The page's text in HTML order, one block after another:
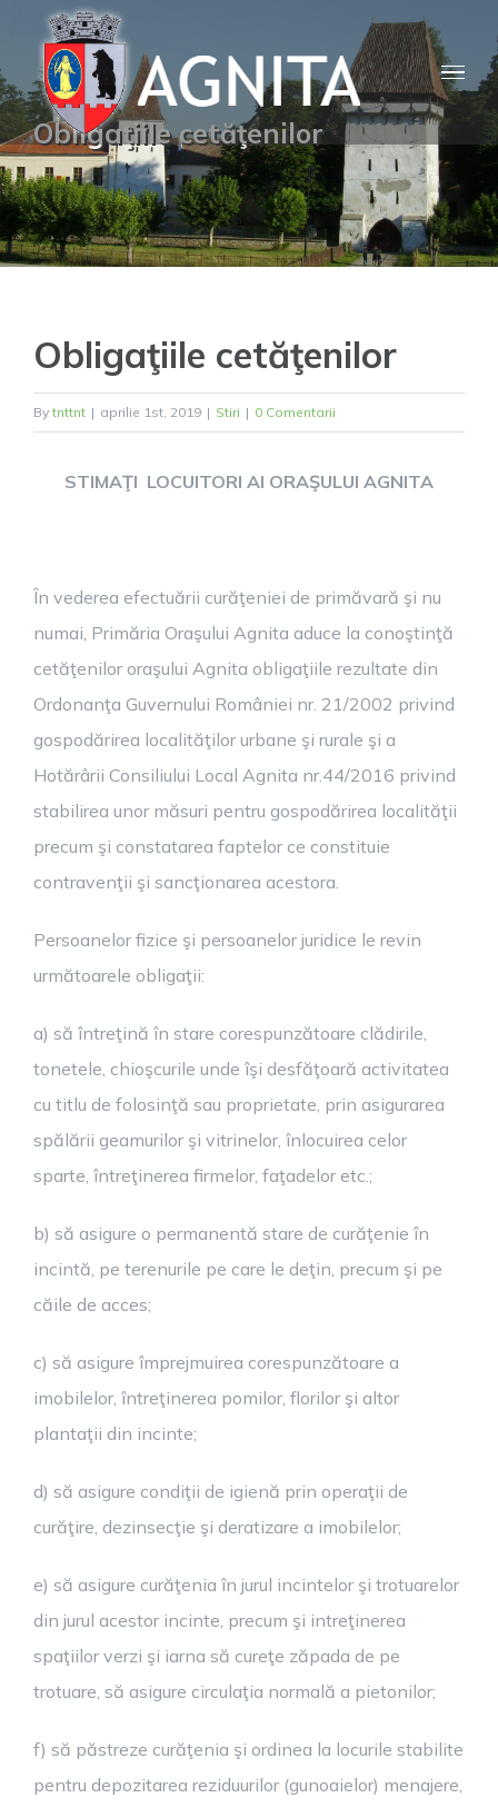
content
Obligaţiile cetăţenilor
Obligaţiile cetăţenilor
By tnttnt | aprilie 1st, 2019 | Stiri | 0 Comentarii
STIMAŢI LOCUITORI AI ORAŞULUI AGNITA
În vederea efectuării curăţeniei de primăvară şi nu
numai, Primăria Oraşului Agnita aduce la conoştinţă
cetăţenilor oraşului Agnita obligaţiile rezultate din
Ordonanţa Guvernului României nr. 21/2002 privind
gospodărirea localităţilor urbane şi rurale şi a
Hotărârii Consiliului Local Agnita nr.44/2016 privind
stabilirea unor măsuri pentru gospodărirea localităţii
precum şi constatarea faptelor ce constituie
contravenţii şi sancţionarea acestora.
Persoanelor fizice şi persoanelor juridice le revin
următoarele obligaţii:
a) să întreţină în stare corespunzătoare clădirile,
tonetele, chioşcurile unde îşi desfăţoară activitatea
cu titlu de folosinţă sau proprietate, prin asigurarea
spălării geamurilor şi vitrinelor, înlocuirea celor
sparte, întreţinerea firmelor, faţadelor etc.;
b) să asigure o permanentă stare de curăţenie în
incintă, pe terenurile pe care le deţin, precum şi pe
căile de acces;
c) să asigure împrejmuirea corespunzătoare a
imobilelor, întreţinerea pomilor, florilor şi altor
plantaţii din incinte;
d) să asigure condiţii de igienă prin operaţii de
curăţire, dezinsecţie şi deratizare a imobilelor;
e) să asigure curăţenia în jurul incintelor şi trotuarelor
din jurul acestor incinte, precum şi intreţinerea
spaţiilor verzi şi iarna să cureţe zăpada de pe
trotuare, să asigure circulaţia normală a pietonilor;
f) să păstreze curăţenia şi ordinea la locurile stabilite
pentru depozitarea reziduurilor (gunoaielor) menajere,